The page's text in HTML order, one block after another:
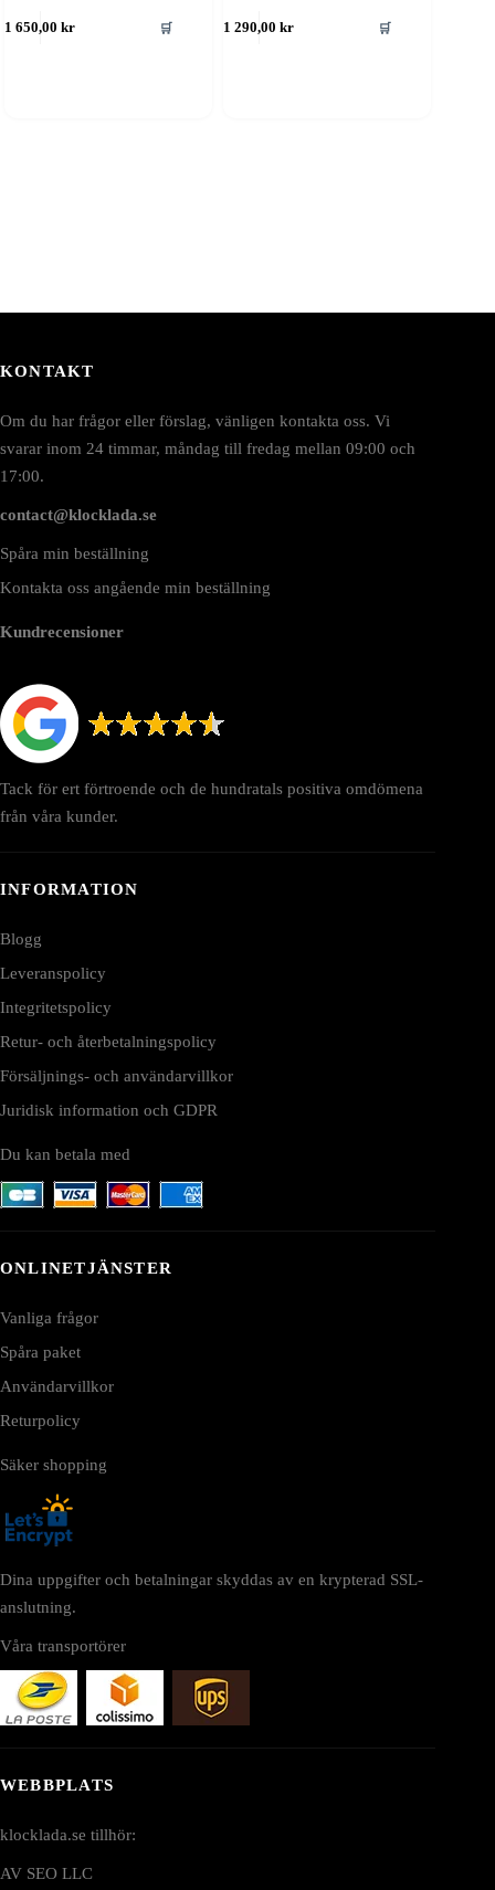
1 650,00kr 🛒 1 290,00kr 🛒
KONTAKT
Om du har frågor eller förslag, vänligen kontakta oss. Vi
svarar inom 24 timmar, måndag till fredag mellan 09:00 och
17:00.
contact@klocklada.se
Spåra min beställning
Kontakta oss angående min beställning
Kundrecensioner
Tack för ert förtroende och de hundratals positiva omdömena
från våra kunder.
INFORMATION
Blogg
Leveranspolicy
Integritetspolicy
Retur- och återbetalningspolicy
Försäljnings- och användarvillkor
Juridisk information och GDPR
Du kan betala med
ONLINETJÄNSTER
Vanliga frågor
Spåra paket
Användarvillkor
Returpolicy
Säker shopping
Dina uppgifter och betalningar skyddas av en krypterad SSL-
anslutning.
Våra transportörer
WEBBPLATS
klocklada.se tillhör:
AV SEO LLC